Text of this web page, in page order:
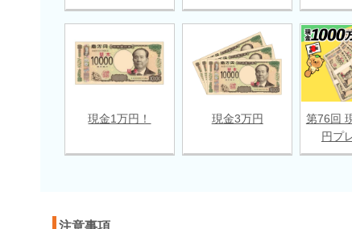
現金1万円！ 現金3万円
第76回
円プ